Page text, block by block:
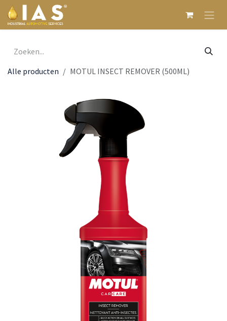
Overslaan naar inhoud
Alle producten MOTUL INSECT REMOVER (500ML)